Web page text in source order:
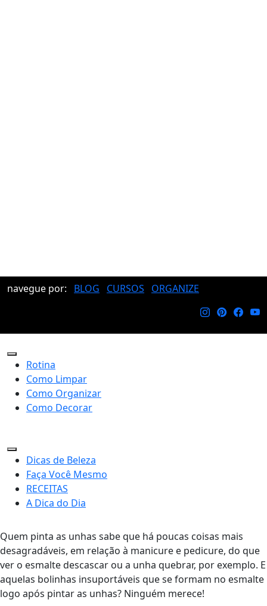
navegue por: BLOG CURSOS ORGANIZE
Rotina
Como Limpar
Como Organizar
Como Decorar
Dicas de Beleza
Faça Você Mesmo
RECEITAS
A Dica do Dia
Quem pinta as unhas sabe que há poucas coisas mais
desagradáveis, em relação à manicure e pedicure, do que
ver o esmalte descascar ou a unha quebrar, por exemplo. E
aquelas bolinhas insuportáveis que se formam no esmalte
logo após pintar as unhas? Ninguém merece!